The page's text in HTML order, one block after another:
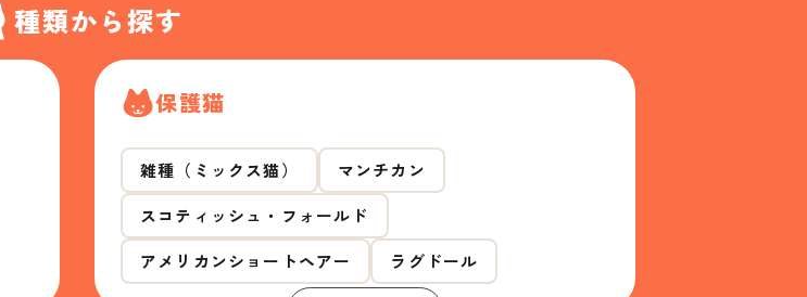
種類から探す
保護猫
雑種（ミックス猫）
マンチカン
スコティッシュ・フォールド
アメリカンショートヘアー
ラグドール